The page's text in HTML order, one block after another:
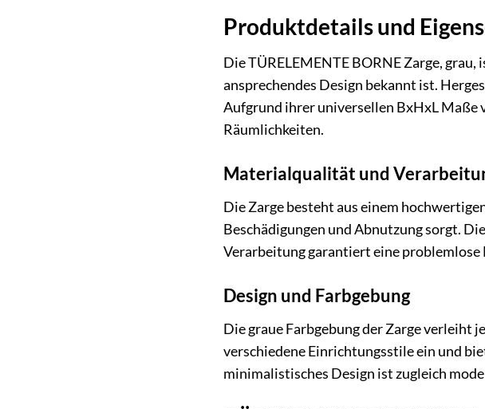
Produktdetails und
Die TÜRELEMENTE BORNE Zarge,
ansprechendes Design bekannt ist.
Aufgrund ihrer universellen BxHxL Maße
Räumlichkeiten.
Materialqualität und
Die Zarge besteht aus einem
Beschädigungen und Abnutzung sorgt.
Verarbeitung garantiert eine problemlose
Design und Farbgebung
Die graue Farbgebung der Zarge verleiht
verschiedene Einrichtungsstile ein und
minimalistisches Design ist zugleich